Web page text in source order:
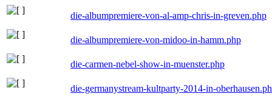
die-albumpremiere-von-al-amp-chris-in-greven.php
die-albumpremiere-von-midoo-in-hamm.php
die-carmen-nebel-show-in-muenster.php
die-germanystream-kultparty-2014-in-